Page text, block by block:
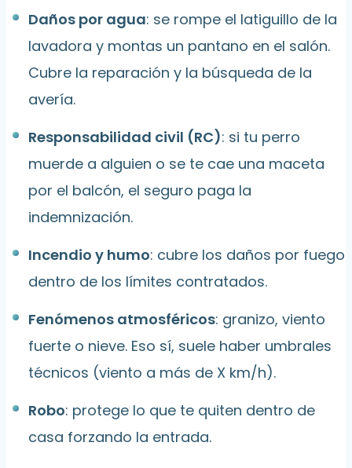
Daños por agua: se rompe el latiguillo de la
lavadora y montas un pantano en el salón.
Cubre la reparación y la búsqueda de la
avería.
Responsabilidad civil (RC): si tu perro
muerde a alguien o se te cae una maceta
por el balcón, el seguro paga la
indemnización.
Incendio y humo: cubre los daños por fuego
dentro de los límites contratados.
Fenómenos atmosféricos: granizo, viento
fuerte o nieve. Eso sí, suele haber umbrales
técnicos (viento a más de X km/h).
Robo: protege lo que te quiten dentro de
casa forzando la entrada.